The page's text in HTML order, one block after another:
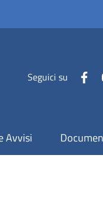
Seguici su
Avvisi